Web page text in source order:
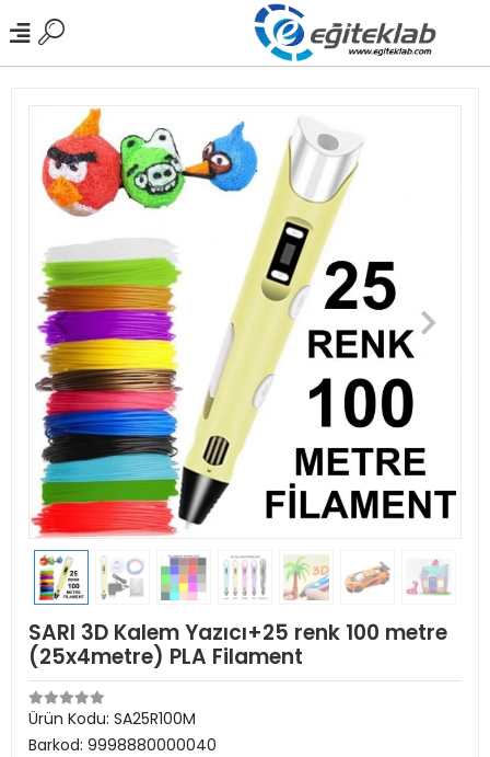
SARI 3D Kalem Yazıcı+25 renk 100 metre
(25x4metre) PLA Filament
Ürün Kodu: SA25R100M
Barkod: 9998880000040